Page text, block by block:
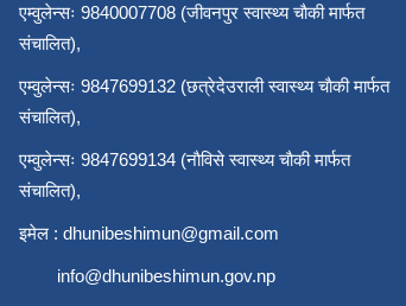
एम्वुलेन्सः 9840007708 (जीवनपुर स्वास्थ्य चाैकी मार्फत
संचालित),
एम्वुलेन्सः 9847699132 (छत्रेदेउराली स्वास्थ्य चाैकी मार्फत
संचालित),
एम्वुलेन्सः 9847699134 (नाैविसे स्वास्थ्य चाैकी मार्फत
संचालित),
इमेल : dhunibeshimun@gmail.com
info@dhunibeshimun.gov.np